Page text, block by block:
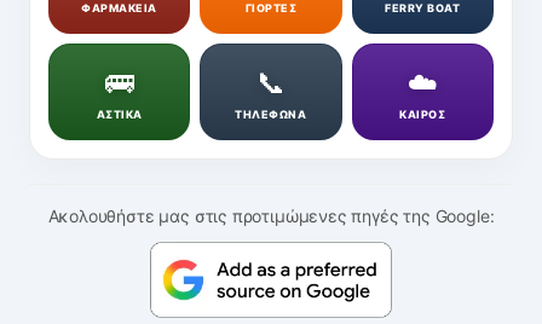
ΦΑΡΜΑΚΕΙΑ ΓΙΟΡΤΕΣ FERRY BOAT
🚌
ΑΣΤΙΚΑ
📞
ΤΗΛΕΦΩΝΑ
☁️
ΚΑΙΡΟΣ
Ακολουθήστε μας στις προτιμώμενες πηγές της Google: